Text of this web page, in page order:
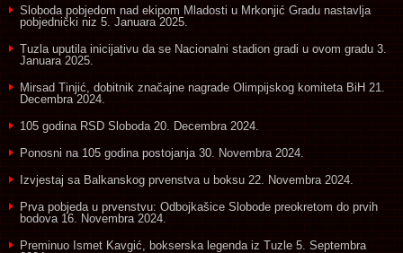
Sloboda pobjedom nad ekipom Mladosti u Mrkonjić Gradu nastavlja
pobjednički niz 5. Januara 2025.
Tuzla uputila inicijativu da se Nacionalni stadion gradi u ovom gradu 3.
Januara 2025.
Mirsad Tinjić, dobitnik značajne nagrade Olimpijskog komiteta BiH 21.
Decembra 2024.
105 godina RSD Sloboda 20. Decembra 2024.
Ponosni na 105 godina postojanja 30. Novembra 2024.
Izvjestaj sa Balkanskog prvenstva u boksu 22. Novembra 2024.
Prva pobjeda u prvenstvu: Odbojkašice Slobode preokretom do prvih
bodova 16. Novembra 2024.
Preminuo Ismet Kavgić, bokserska legenda iz Tuzle 5. Septembra